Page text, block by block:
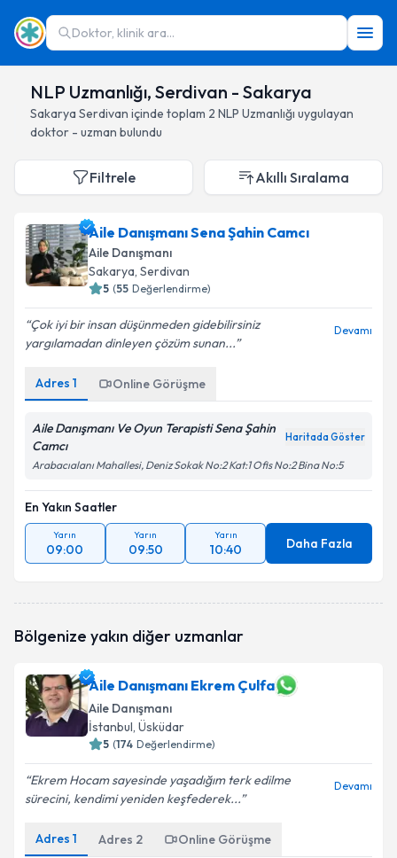
Doktor, klinik ara...
NLP Uzmanlığı, Serdivan - Sakarya
Sakarya Serdivan içinde toplam 2 NLP Uzmanlığı uygulayan
doktor - uzman bulundu
Filtrele Akıllı Sıralama
Aile Danışmanı Sena Şahin Camcı
Aile Danışmanı
Sakarya, Serdivan
5 (55 Değerlendirme)
Çok iyi bir insan düşünmeden gidebilirsiniz
yargılamadan dinleyen çözüm sunan...
Devamı
Adres 1 Online Görüşme
Aile Danışmanı Ve Oyun Terapisti Sena Şahin
Camcı
Haritada Göster
Arabacıalanı Mahallesi, Deniz Sokak No:2 Kat:1 Ofis No:2 Bina No:5
En Yakın Saatler
Yarın
09:00
Yarın
09:50
Yarın
10:40 Daha Fazla
Bölgenize yakın diğer uzmanlar
Aile Danışmanı Ekrem Çulfa
Aile Danışmanı
İstanbul, Üsküdar
5 (174 Değerlendirme)
Ekrem Hocam sayesinde yaşadığım terk edilme
sürecini, kendimi yeniden keşfederek...
Devamı
Adres 1 Adres 2 Online Görüşme